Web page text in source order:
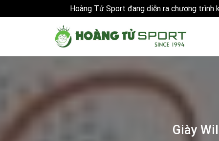
Hoàng Tử Sport đang diễn ra chương trình
Giày